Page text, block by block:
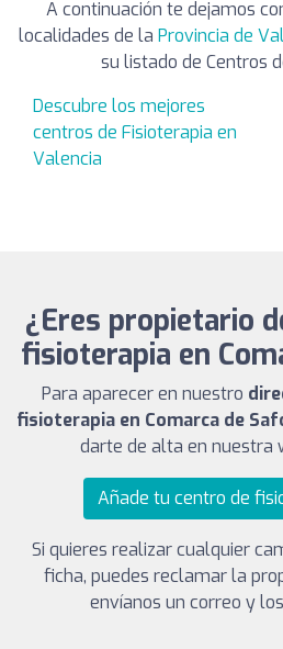
A continuación te dejamos
localidades de la Provincia de
su listado de Centros
Descubre los mejores
centros de Fisioterapia en
Valencia
¿Eres propietario
fisioterapia en
Para aparecer en nuestro
fisioterapia en Comarca de
darte de alta en nuestra
Añade tu centro de
Si quieres realizar cualquier
ficha, puedes reclamar la
envíanos un correo y